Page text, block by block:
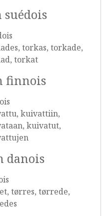
suédois
torkas, torkade,
torkat
finnois
kuivattiin,
kuivatut,
danois
tørres, tørrede,